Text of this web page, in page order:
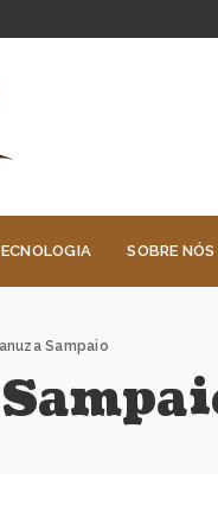
SOBRE NÓS
Sampaio